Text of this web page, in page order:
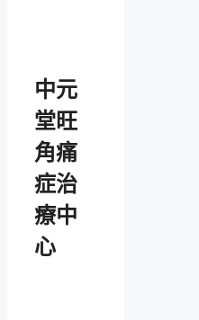
中元
堂旺
角痛
症治
療中
心